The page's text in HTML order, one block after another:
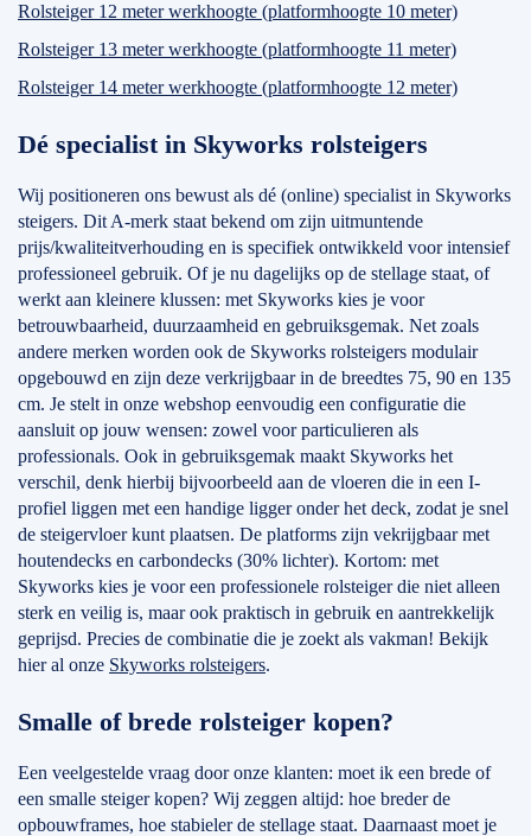
Rolsteiger 12 meter werkhoogte (platformhoogte 10 meter)
Rolsteiger 13 meter werkhoogte (platformhoogte 11 meter)
Rolsteiger 14 meter werkhoogte (platformhoogte 12 meter)
Dé specialist in Skyworks rolsteigers
Wij positioneren ons bewust als dé (online) specialist in Skyworks
steigers. Dit A-merk staat bekend om zijn uitmuntende
prijs/kwaliteitverhouding en is specifiek ontwikkeld voor intensief
professioneel gebruik. Of je nu dagelijks op de stellage staat, of
werkt aan kleinere klussen: met Skyworks kies je voor
betrouwbaarheid, duurzaamheid en gebruiksgemak. Net zoals
andere merken worden ook de Skyworks rolsteigers modulair
opgebouwd en zijn deze verkrijgbaar in de breedtes 75, 90 en 135
cm. Je stelt in onze webshop eenvoudig een configuratie die
aansluit op jouw wensen: zowel voor particulieren als
professionals. Ook in gebruiksgemak maakt Skyworks het
verschil, denk hierbij bijvoorbeeld aan de vloeren die in een I-
profiel liggen met een handige ligger onder het deck, zodat je snel
de steigervloer kunt plaatsen. De platforms zijn vekrijgbaar met
houtendecks en carbondecks (30% lichter). Kortom: met
Skyworks kies je voor een professionele rolsteiger die niet alleen
sterk en veilig is, maar ook praktisch in gebruik en aantrekkelijk
geprijsd. Precies de combinatie die je zoekt als vakman! Bekijk
hier al onze Skyworks rolsteigers.
Smalle of brede rolsteiger kopen?
Een veelgestelde vraag door onze klanten: moet ik een brede of
een smalle steiger kopen? Wij zeggen altijd: hoe breder de
opbouwframes, hoe stabieler de stellage staat. Daarnaast moet je